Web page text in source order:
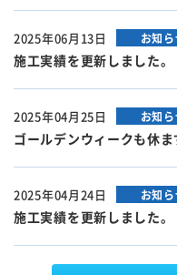
2025年06月13日 お知
施工実績を更新しました。
2025年04月25日 お知
ゴールデンウィークも休ま
2025年04月24日 お知
施工実績を更新しました。